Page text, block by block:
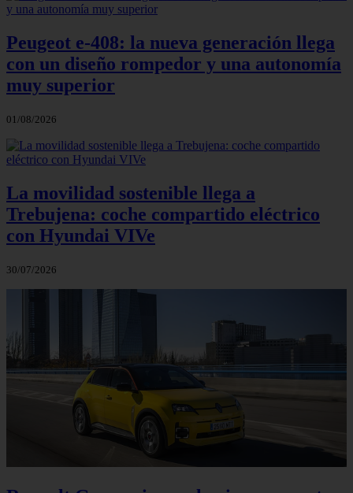
Peugeot e-408: la nueva generación llega
con un diseño rompedor y una autonomía
muy superior
01/08/2026
La movilidad sostenible llega a
Trebujena: coche compartido eléctrico
con Hyundai VIVe
30/07/2026